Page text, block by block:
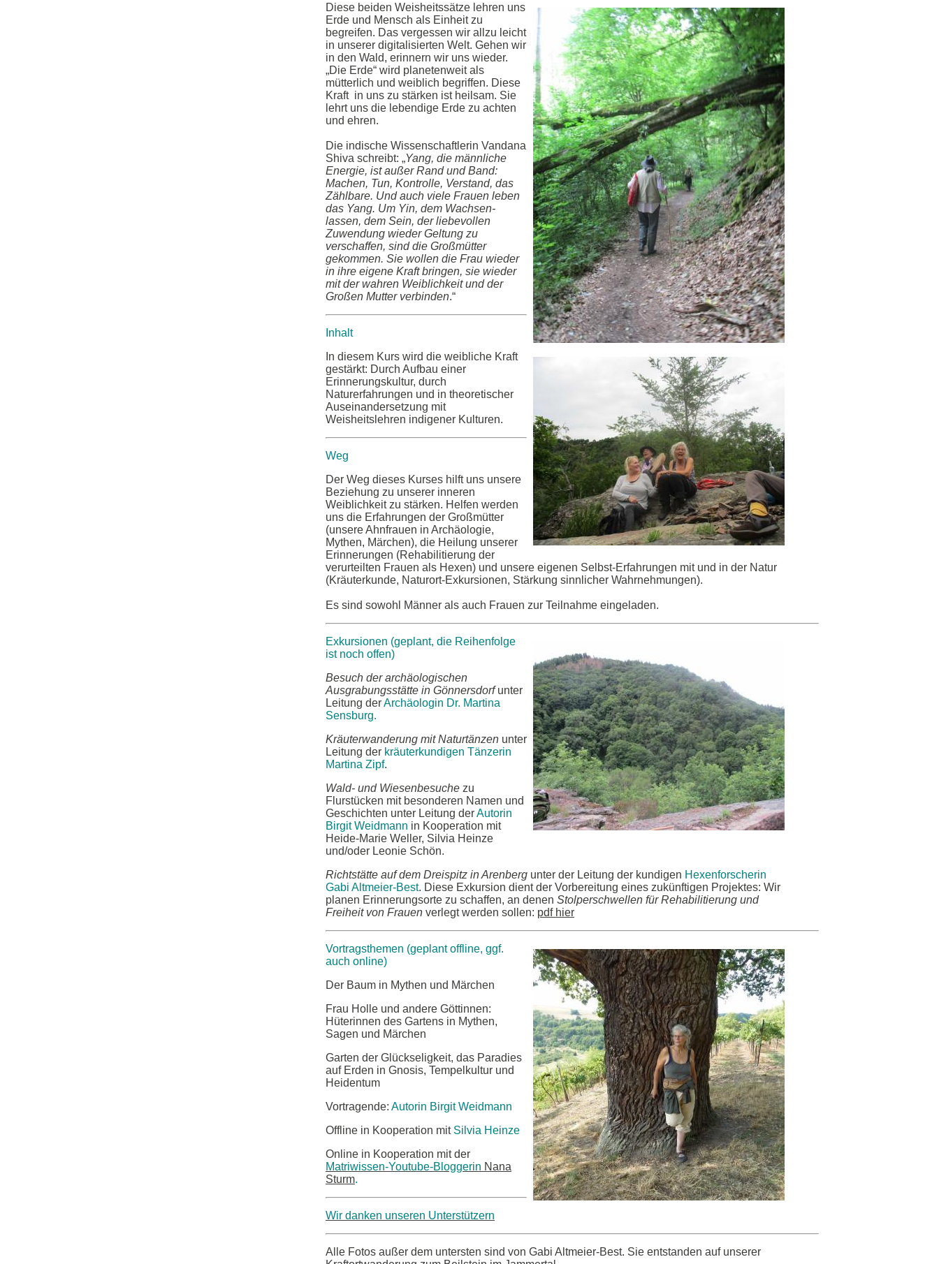
Diese beiden Weisheitssätze lehren uns
Erde und Mensch als Einheit zu
begreifen. Das vergessen wir allzu leicht
in unserer digitalisierten Welt. Gehen wir
in den Wald, erinnern wir uns wieder.
„Die Erde“ wird planetenweit als
mütterlich und weiblich begriffen. Diese
Kraft in uns zu stärken ist heilsam. Sie
lehrt uns die lebendige Erde zu achten
und ehren.
Die indische Wissenschaftlerin Vandana
Shiva schreibt: „Yang, die männliche
Energie, ist außer Rand und Band:
Machen, Tun, Kontrolle, Verstand, das
Zählbare. Und auch viele Frauen leben
das Yang. Um Yin, dem Wachsen-
lassen, dem Sein, der liebevollen
Zuwendung wieder Geltung zu
verschaffen, sind die Großmütter
gekommen. Sie wollen die Frau wieder
in ihre eigene Kraft bringen, sie wieder
mit der wahren Weiblichkeit und der
Großen Mutter verbinden.“
Inhalt
In diesem Kurs wird die weibliche Kraft
gestärkt: Durch Aufbau einer
Erinnerungskultur, durch
Naturerfahrungen und in theoretischer
Auseinandersetzung mit
Weisheitslehren indigener Kulturen.
Weg
Der Weg dieses Kurses hilft uns unsere
Beziehung zu unserer inneren
Weiblichkeit zu stärken. Helfen werden
uns die Erfahrungen der Großmütter
(unsere Ahnfrauen in Archäologie,
Mythen, Märchen), die Heilung unserer
Erinnerungen (Rehabilitierung der
verurteilten Frauen als Hexen) und unsere eigenen Selbst-Erfahrungen mit und in der Natur
(Kräuterkunde, Naturort-Exkursionen, Stärkung sinnlicher Wahrnehmungen).
Es sind sowohl Männer als auch Frauen zur Teilnahme eingeladen.
Exkursionen (geplant, die Reihenfolge
ist noch offen)
Besuch der archäologischen
Ausgrabungsstätte in Gönnersdorfunter
Leitung derArchäologin Dr. Martina
Sensburg.
Kräuterwanderung mit Naturtänzen unter
Leitung der kräuterkundigen Tänzerin
Martina Zipf.
Wald- und Wiesenbesuche zu
Flurstücken mit besonderen Namen und
Geschichten unter Leitung derAutorin
Birgit Weidmann in Kooperation mit
Heide-Marie Weller, Silvia Heinze
und/oder Leonie Schön.
Richtstätte auf dem Dreispitz in Arenberg unter der Leitung der kundigen Hexenforscherin
Gabi Altmeier-Best. Diese Exkursion dient der Vorbereitung eines zukünftigen Projektes: Wir
planen Erinnerungsorte zu schaffen, an denen Stolperschwellen für Rehabilitierung und
Freiheit von Frauen verlegt werden sollen: pdf hier
Vortragsthemen (geplant offline, ggf.
auch online)
Der Baum in Mythen und Märchen
Frau Holle und andere Göttinnen:
Hüterinnen des Gartens in Mythen,
Sagen und Märchen
Garten der Glückseligkeit, das Paradies
auf Erden in Gnosis, Tempelkultur und
Heidentum
Vortragende: Autorin Birgit Weidmann
Offline in Kooperation mit Silvia Heinze
Online in Kooperation mit der
Matriwissen-Youtube-Bloggerin Nana
Sturm.
Wir danken unseren Unterstützern
Alle Fotos außer dem untersten sind von Gabi Altmeier-Best. Sie entstanden auf unserer